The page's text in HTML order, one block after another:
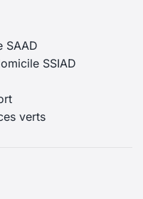
SAAD
SSIAD
verts